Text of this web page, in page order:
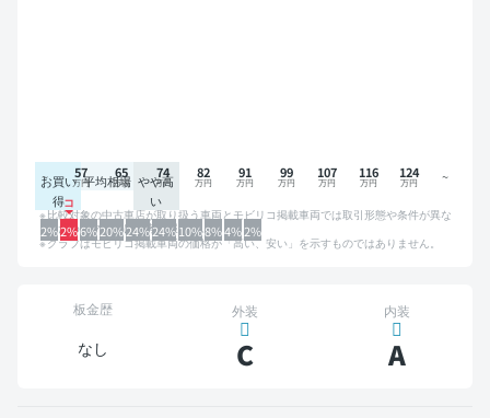
お買い
得
平均相場 やや高
い
2%2%6%20%24%24%10%8%4%2%
57 65 74 82 91 99 107 116 124
比較対象の中古車店が取り扱う車両とモビリコ掲載車両では取引形態や条件が異な
るため、グラフは参考情報です。
グラフはモビリコ掲載車両の価格が「高い、安い」を示すものではありません。
板金歴
なし
外装
C
内装
A